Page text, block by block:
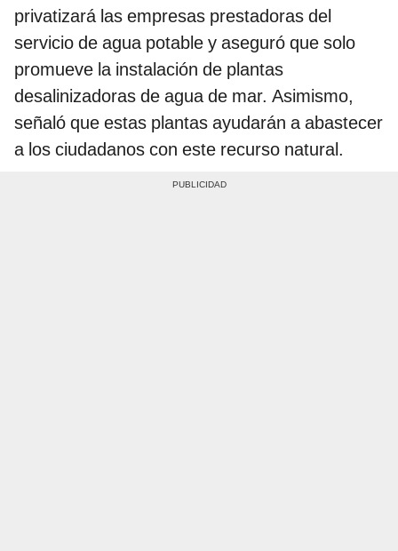
privatizará las empresas prestadoras del
servicio de agua potable y aseguró que solo
promueve la instalación de plantas
desalinizadoras de agua de mar. Asimismo,
señaló que estas plantas ayudarán a abastecer
a los ciudadanos con este recurso natural.